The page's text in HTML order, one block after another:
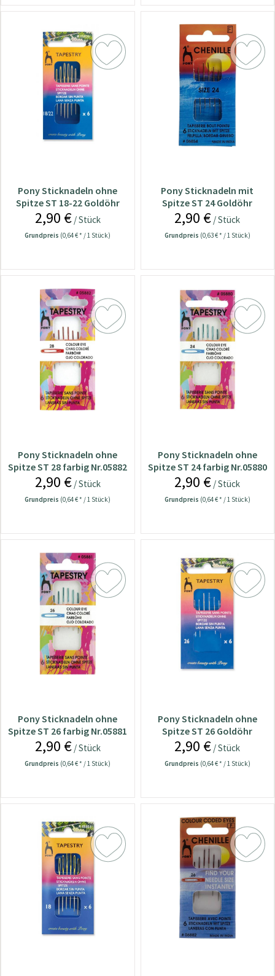
Pony Sticknadeln ohne
Spitze ST 18-22 Goldöhr
Nr.05856
2,90 €/ Stück
Grundpreis (0,64 € * / 1 Stück)
Pony Sticknadeln mit
Spitze ST 24 Goldöhr
Nr.06854
2,90 € / Stück
Grundpreis (0,63 € * / 1 Stück)
Pony Sticknadeln ohne
Spitze ST 28 farbig Nr.05882
2,90 €/ Stück
Grundpreis (0,64 € * / 1 Stück)
Pony Sticknadeln ohne
Spitze ST 24 farbig Nr.05880
2,90 € / Stück
Grundpreis (0,64 € * / 1 Stück)
Pony Sticknadeln ohne
Spitze ST 26 farbig Nr.05881
2,90 €/ Stück
Grundpreis (0,64 € * / 1 Stück)
Pony Sticknadeln ohne
Spitze ST 26 Goldöhr
Nr.05855
2,90 € / Stück
Grundpreis (0,64 € * / 1 Stück)